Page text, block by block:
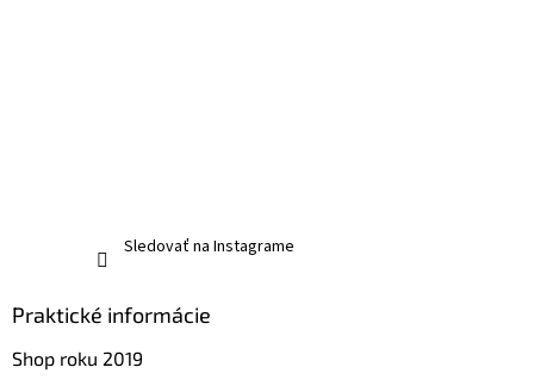
Sledovať na Instagrame
Praktické informácie
Shop roku 2019